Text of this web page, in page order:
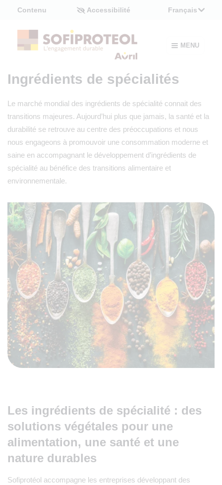
Contenu Accessibilité Français
MENU
Ingrédients de spécialités
Le marché mondial des ingrédients de spécialité connait des
transitions majeures. Aujourd’hui plus que jamais, la santé et la
durabilité se retrouve au centre des préoccupations et nous
nous engageons à promouvoir une consommation moderne et
saine en accompagnant le développement d’ingrédients de
spécialité au bénéfice des transitions alimentaire et
environnementale.
Les ingrédients de spécialité : des
solutions végétales pour une
alimentation, une santé et une
nature durables
Sofiprotéol accompagne les entreprises développant des